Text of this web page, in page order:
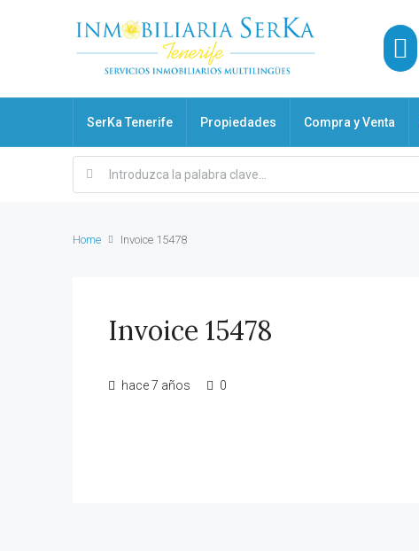
SerKa Tenerife Propiedades Compra y Venta
Home Invoice 15478
Invoice 15478
hace 7 años 0